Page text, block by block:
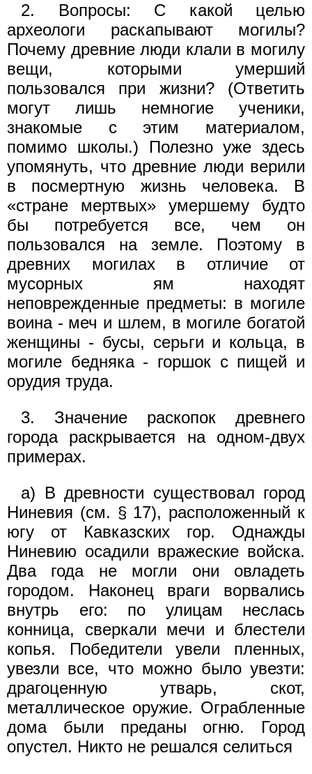
2. Вопросы: С какой целью
археологи раскапывают могилы?
Почему древние люди клали в могилу
вещи, которыми умерший
пользовался при жизни? (Ответить
могут лишь немногие ученики,
знакомые с этим материалом,
помимо школы.) Полезно уже здесь
упомянуть, что древние люди верили
в посмертную жизнь человека. В
«стране мертвых» умершему будто
бы потребуется все, чем он
пользовался на земле. Поэтому в
древних могилах в отличие от
мусорных ям находят
неповрежденные предметы: в могиле
воина - меч и шлем, в могиле богатой
женщины - бусы, серьги и кольца, в
могиле бедняка - горшок с пищей и
орудия труда.
3. Значение раскопок древнего
города раскрывается на одном-двух
примерах.
а) В древности существовал город
Ниневия (см. § 17), расположенный к
югу от Кавказских гор. Однажды
Ниневию осадили вражеские войска.
Два года не могли они овладеть
городом. Наконец враги ворвались
внутрь его: по улицам неслась
конница, сверкали мечи и блестели
копья. Победители увели пленных,
увезли все, что можно было увезти:
драгоценную утварь, скот,
металлическое оружие. Ограбленные
дома были преданы огню. Город
опустел. Никто не решался селиться